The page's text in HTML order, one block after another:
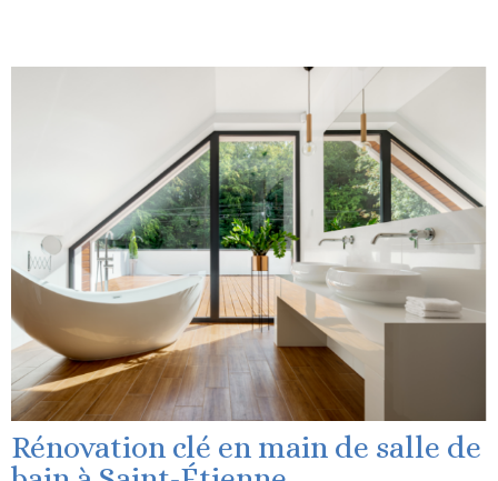
Rénovation clé en main de salle de